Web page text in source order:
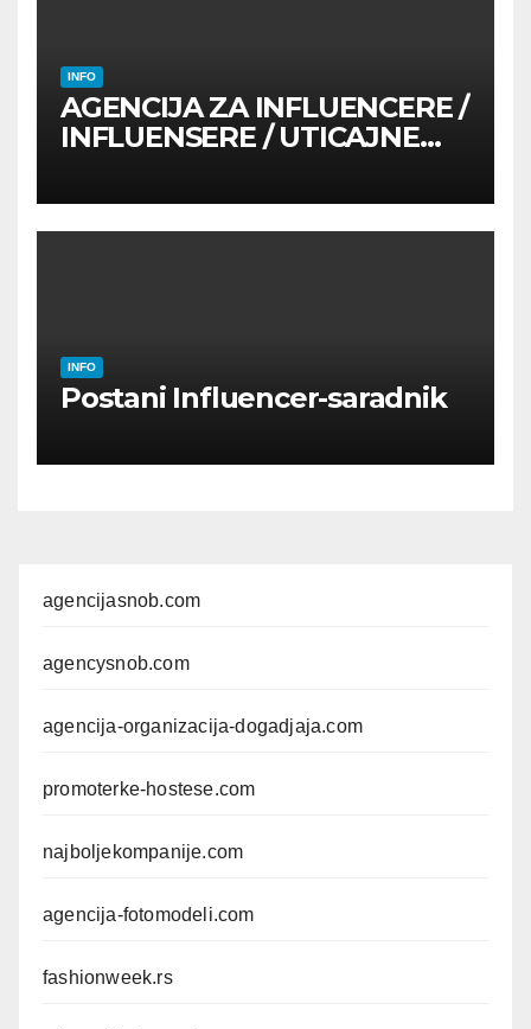
INFO
AGENCIJA ZA INFLUENCERE /
INFLUENSERE / UTICAJNE
INFO
Postani Influencer-saradnik
agencijasnob.com
agencysnob.com
agencija-organizacija-dogadjaja.com
promoterke-hostese.com
najboljekompanije.com
agencija-fotomodeli.com
fashionweek.rs